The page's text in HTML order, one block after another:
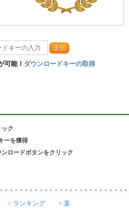
送信
可能！ ダウンロードキーの取得
ック
ーを獲得
ロードボタンをクリック
ランキング 葉